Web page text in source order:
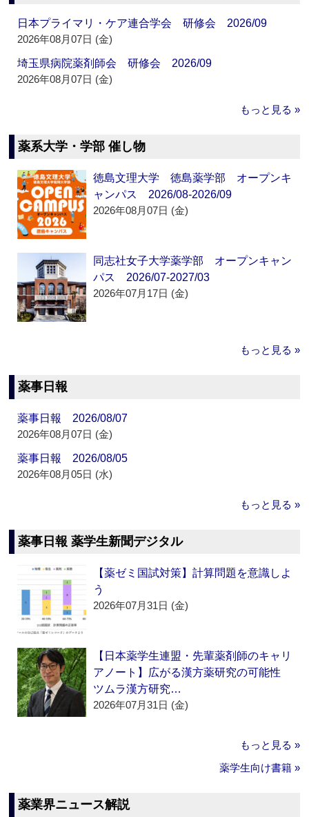
日本プライマリ・ケア連合学会 研修会 2026/09
2026年08月07日 (金)
埼玉県病院薬剤師会 研修会 2026/09
2026年08月07日 (金)
もっと見る »
薬系大学・学部 催し物
徳島文理大学 徳島薬学部 オープンキ
ャンパス 2026/08-2026/09
2026年08月07日 (金)
同志社女子大学薬学部 オープンキャン
パス 2026/07-2027/03
2026年07月17日 (金)
もっと見る »
薬事日報
薬事日報 2026/08/07
2026年08月07日 (金)
薬事日報 2026/08/05
2026年08月05日 (水)
もっと見る »
薬事日報 薬学生新聞デジタル
【薬ゼミ国試対策】計算問題を意識しよ
う
2026年07月31日 (金)
【日本薬学生連盟・先輩薬剤師のキャリ
アノート】広がる漢方薬研究の可能性
ツムラ漢方研究…
2026年07月31日 (金)
もっと見る »
薬学生向け書籍 »
薬業界ニュース解説